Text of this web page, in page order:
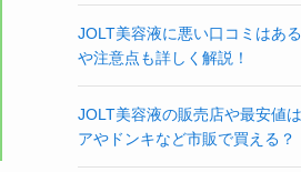
JOLT美容液に悪い口コミはあ
や注意点も詳しく解説！
JOLT美容液の販売店や最安値
アやドンキなど市販で買える？